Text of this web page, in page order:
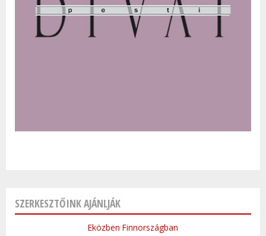
SZERKESZTŐINK AJÁNLJÁK
Eközben Finnországban